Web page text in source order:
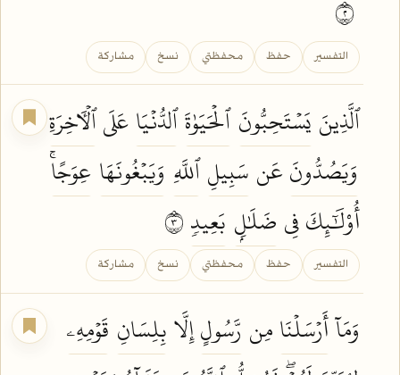
التفسير حفظ محفظتي نسخ مشاركة
ٱلَّذِينَ يَسۡتَحِبُّونَٱلۡحَيَوٰةَٱلدُّنۡيَاعَلَىٱلۡأٓخِرَةِ
وَيَصُدُّونَعَن سَبِيلِٱللَّهِ وَيَبۡغُونَهَا عِوَجًاۚ
أُوْلَٰٓئِكَ فِي ضَلَٰلِۭ بَعِيدٖ
التفسير حفظ محفظتي نسخ مشاركة
وَمَآأَرۡسَلۡنَامِن رَّسُولٍإِلَّابِلِسَانِ قَوۡمِهِۦ